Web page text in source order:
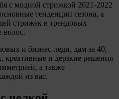
с модной стрижкой 2021-2022
тенденции сезона, а
стрижек в трендовых
волос.
и бизнес-леди, дам за 40,
и дерзкие решения
а также
из вас.